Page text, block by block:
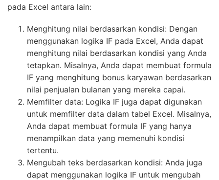
pada Excel antara lain:
Menghitung nilai berdasarkan kondisi: Dengan
menggunakan logika IF pada Excel, Anda dapat
menghitung nilai berdasarkan kondisi yang Anda
tetapkan. Misalnya, Anda dapat membuat formula
IF yang menghitung bonus karyawan berdasarkan
nilai penjualan bulanan yang mereka capai.
Memfilter data: Logika IF juga dapat digunakan
untuk memfilter data dalam tabel Excel. Misalnya,
Anda dapat membuat formula IF yang hanya
menampilkan data yang memenuhi kondisi
tertentu.
Mengubah teks berdasarkan kondisi: Anda juga
dapat menggunakan logika IF untuk mengubah